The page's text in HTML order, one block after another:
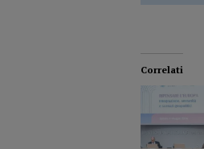
Correlati